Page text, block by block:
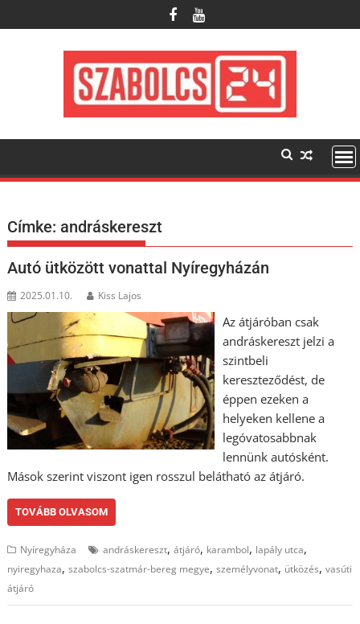
to
Címke:andráskereszt
Autó ütközött vonattal Nyíregyházán
2025.01.10. Kiss Lajos
Az átjáróban csak
andráskereszt jelzi a
szintbeli
kereszteződést, de
éppen ezeken a
helyeken kellene a
legóvatosabbnak
lennünk autósként.
Mások szerint viszont igen rosszul belátható az átjáró.
TOVÁBB OLVASOM
Nyíregyháza andráskereszt,átjáró, karambol, lapály utca,
nyiregyhaza,szabolcs-szatmár-bereg megye,személyvonat, ütközés,vasúti
átjáró